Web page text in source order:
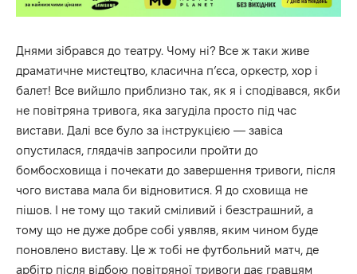
Днями зібрався до театру. Чому ні? Все ж таки живе
драматичне мистецтво, класична п’єса, оркестр, хор і
балет! Все вийшло приблизно так, як я і сподівався, якби
не повітряна тривога, яка загуділа просто під час
вистави. Далі все було за інструкцією — завіса
опустилася, глядачів запросили пройти до
бомбосховища і почекати до завершення тривоги, після
чого вистава мала би відновитися. Я до сховища не
пішов. І не тому що такий сміливий і безстрашний, а
тому що не дуже добре собі уявляв, яким чином буде
поновлено виставу. Це ж тобі не футбольний матч, де
арбітр після відбою повітряної тривоги дає гравцям